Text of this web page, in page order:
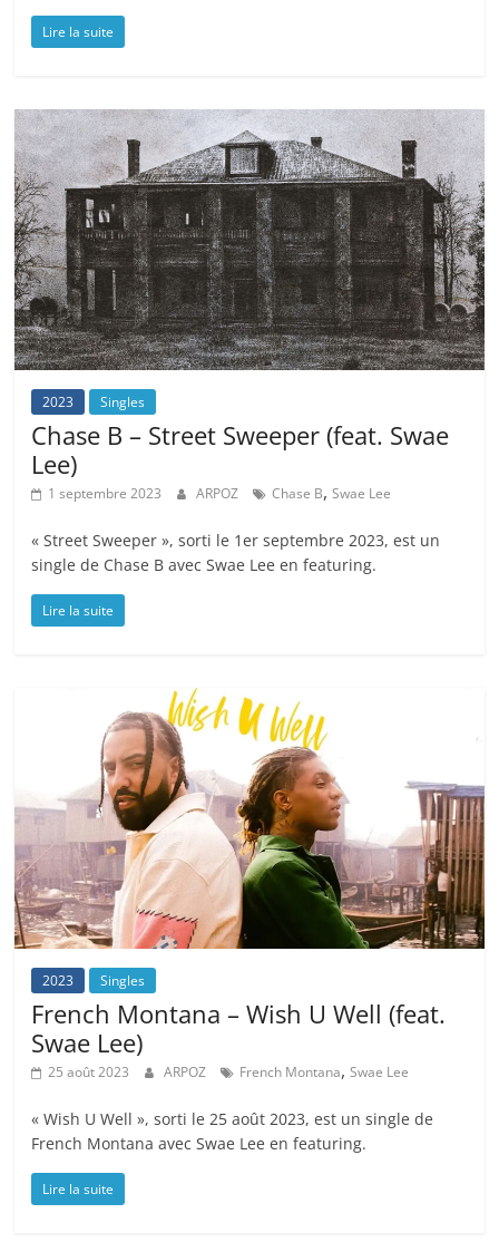
Lire la suite
2023 Singles
Chase B – Street Sweeper (feat. Swae
Lee)
1 septembre 2023 ARPOZ Chase B,Swae Lee
« Street Sweeper », sorti le 1er septembre 2023, est un
single de Chase B avec Swae Lee en featuring.
Lire la suite
2023 Singles
French Montana – Wish U Well (feat.
Swae Lee)
25 août 2023 ARPOZ French Montana,Swae Lee
« Wish U Well », sorti le 25 août 2023, est un single de
French Montana avec Swae Lee en featuring.
Lire la suite